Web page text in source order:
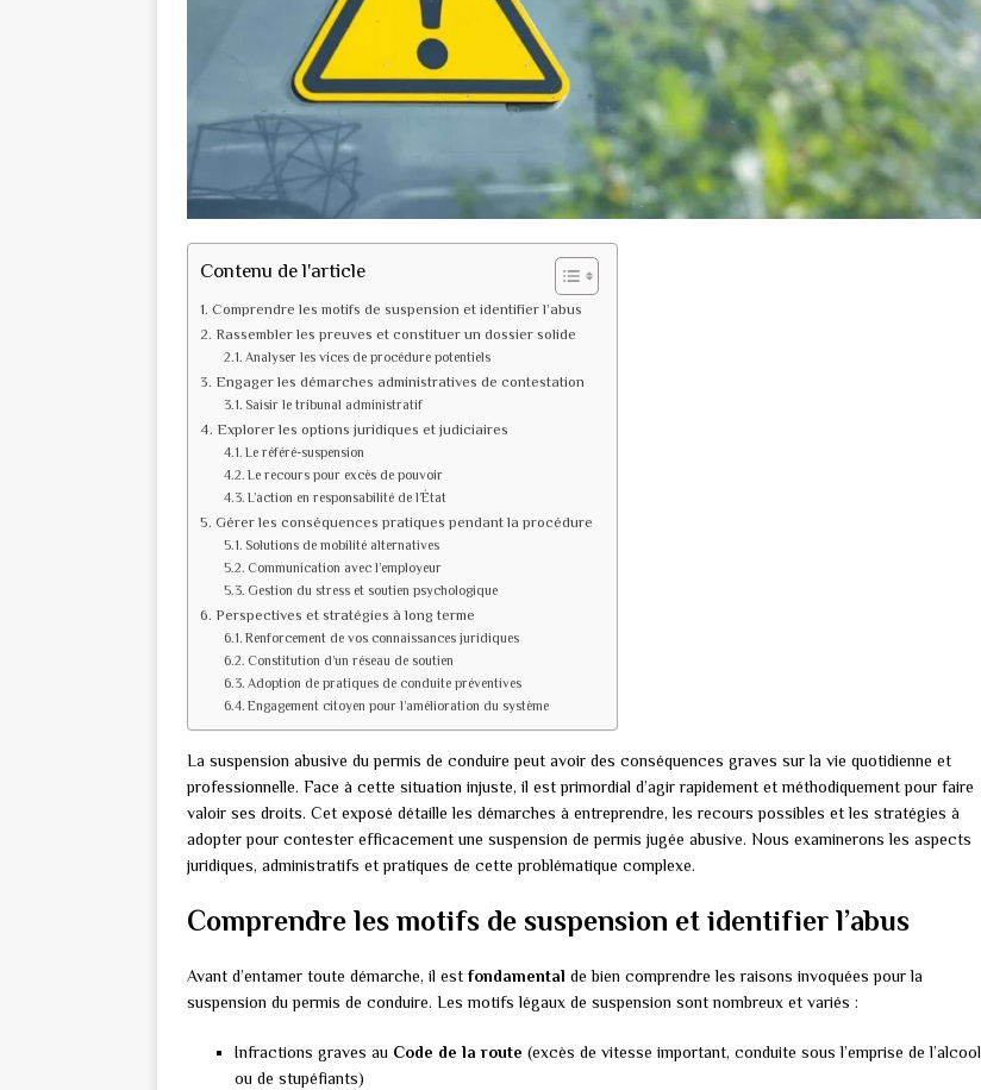
Contenu de l'article
Comprendre les motifs de suspension et identifier l’abus
Rassembler les preuves et constituer un dossier solide
Analyser les vices de procédure potentiels
Engager les démarches administratives de contestation
Saisir le tribunal administratif
Explorer les options juridiques et judiciaires
Le référé-suspension
Le recours pour excès de pouvoir
L’action en responsabilité de l’État
Gérer les conséquences pratiques pendant la procédure
Solutions de mobilité alternatives
Communication avec l’employeur
Gestion du stress et soutien psychologique
Perspectives et stratégies à long terme
Renforcement de vos connaissances juridiques
Constitution d’un réseau de soutien
Adoption de pratiques de conduite préventives
Engagement citoyen pour l’amélioration du système
La suspension abusive du permis de conduire peut avoir des conséquences graves sur la vie quotidienne et
professionnelle. Face à cette situation injuste, il est primordial d’agir rapidement et méthodiquement pour faire
valoir ses droits. Cet exposé détaille les démarches à entreprendre, les recours possibles et les stratégies à
adopter pour contester efficacement une suspension de permis jugée abusive. Nous examinerons les aspects
juridiques, administratifs et pratiques de cette problématique complexe.
Comprendre les motifs de suspension et identifier l’abus
Avant d’entamer toute démarche, il est fondamental de bien comprendre les raisons invoquées pour la
suspension du permis de conduire. Les motifs légaux de suspension sont nombreux et variés :
Infractions graves au Code de la route (excès de vitesse important, conduite sous l’emprise de l’alcool
ou de stupéfiants)